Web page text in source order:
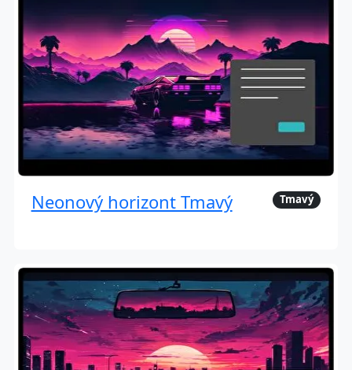
Neonový horizont Tmavý Tmavý